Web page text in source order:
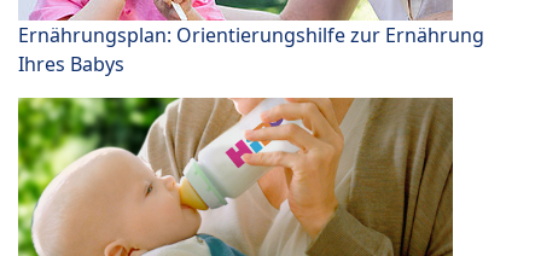
Ernährungsplan: Orientierungshilfe zur Ernährung
Ihres Babys